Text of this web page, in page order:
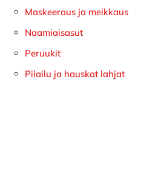
Maskeeraus ja meikkaus
Naamiaisasut
Peruukit
Pilailu ja hauskat lahjat